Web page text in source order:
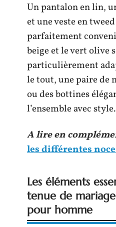
Un pantalon en lin,
et une veste en
parfaitement
beige et le vert olive
particulièrement
le tout, une paire de
ou des bottines
l’ensemble avec style.
A lire en
les différentes
Les éléments
tenue de
pour homme